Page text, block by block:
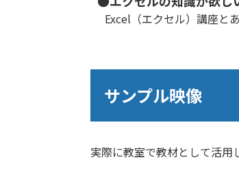
Excel（エクセル）講座と
サンプル映像
実際に教室で教材として活用